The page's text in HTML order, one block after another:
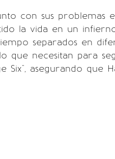
con sus problemas
la vida en un
separados en
que necesitan para
Six", asegurando que